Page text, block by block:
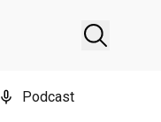
Podcast